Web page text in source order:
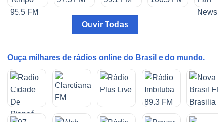
Ouvir Todas
Ouça milhares de rádios online do Brasil e do mundo.